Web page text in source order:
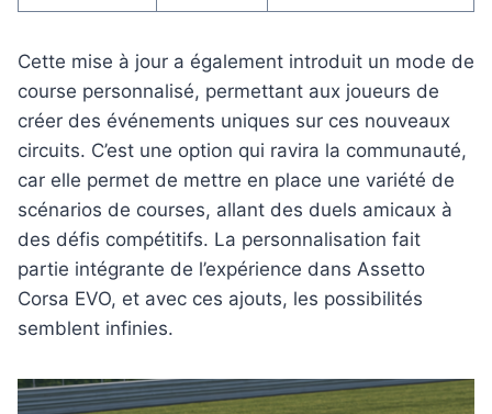
Cette mise à jour a également introduit un mode de
course personnalisé, permettant aux joueurs de
créer des événements uniques sur ces nouveaux
circuits. C’est une option qui ravira la communauté,
car elle permet de mettre en place une variété de
scénarios de courses, allant des duels amicaux à
des défis compétitifs. La personnalisation fait
partie intégrante de l’expérience dans Assetto
Corsa EVO, et avec ces ajouts, les possibilités
semblent infinies.